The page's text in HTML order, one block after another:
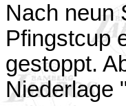
Nach neun
Pfingstcup
gestoppt.
Niederlage